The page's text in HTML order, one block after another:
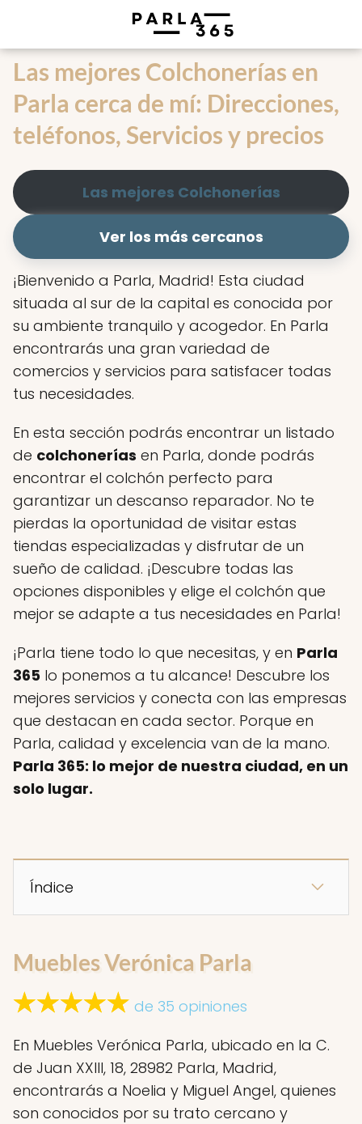
Las mejores Colchonerías en
Parla cerca de mí: Direcciones,
teléfonos, Servicios y precios
Las mejores Colchonerías
Ver los más cercanos
¡Bienvenido a Parla, Madrid! Esta ciudad
situada al sur de la capital es conocida por
su ambiente tranquilo y acogedor. En Parla
encontrarás una gran variedad de
comercios y servicios para satisfacer todas
tus necesidades.
En esta sección podrás encontrar un listado
de colchonerías en Parla, donde podrás
encontrar el colchón perfecto para
garantizar un descanso reparador. No te
pierdas la oportunidad de visitar estas
tiendas especializadas y disfrutar de un
sueño de calidad. ¡Descubre todas las
opciones disponibles y elige el colchón que
mejor se adapte a tus necesidades en Parla!
¡Parla tiene todo lo que necesitas, y en Parla
365 lo ponemos a tu alcance! Descubre los
mejores servicios y conecta con las empresas
que destacan en cada sector. Porque en
Parla, calidad y excelencia van de la mano.
Parla 365: lo mejor de nuestra ciudad, en un
solo lugar.
Índice
Muebles Verónica Parla
de 35 opiniones
En Muebles Verónica Parla, ubicado en la C.
de Juan XXIII, 18, 28982 Parla, Madrid,
encontrarás a Noelia y Miguel Angel, quienes
son conocidos por su trato cercano y